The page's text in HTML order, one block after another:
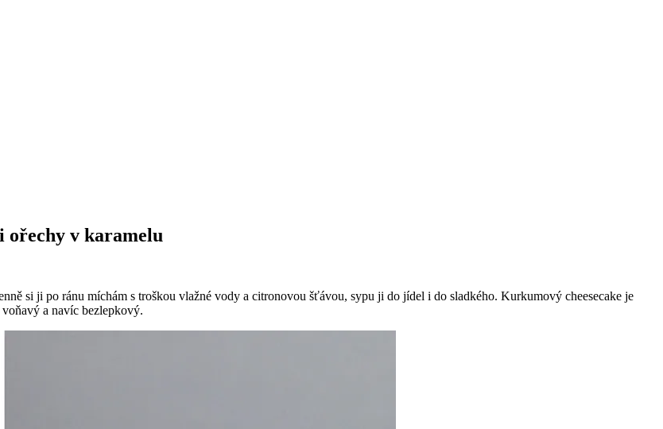
ořechy v karamelu
si ji po ránu míchám s troškou vlažné vody a citronovou šťávou, sypu ji do jídel i do sladkého. Kurkumový cheesecake je
a navíc bezlepkový.